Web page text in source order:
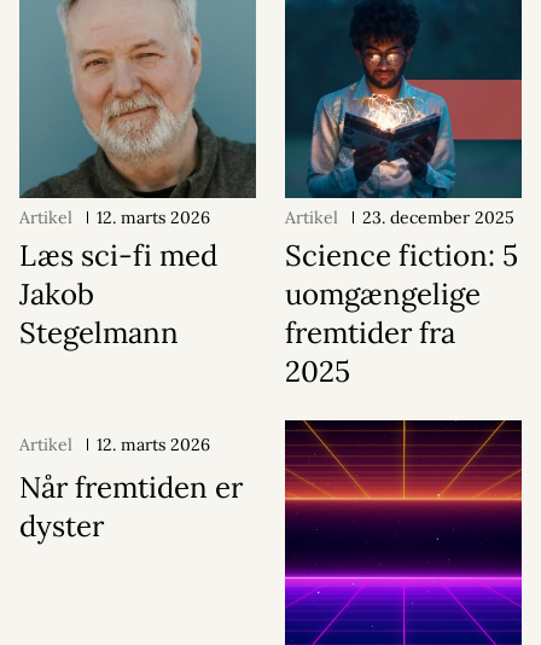
Artikel 12. marts 2026
Læs sci-fi med
Jakob
Stegelmann
Artikel 23. december 2025
Science fiction: 5
uomgængelige
fremtider fra
2025
Artikel 12. marts 2026
Når fremtiden er
dyster